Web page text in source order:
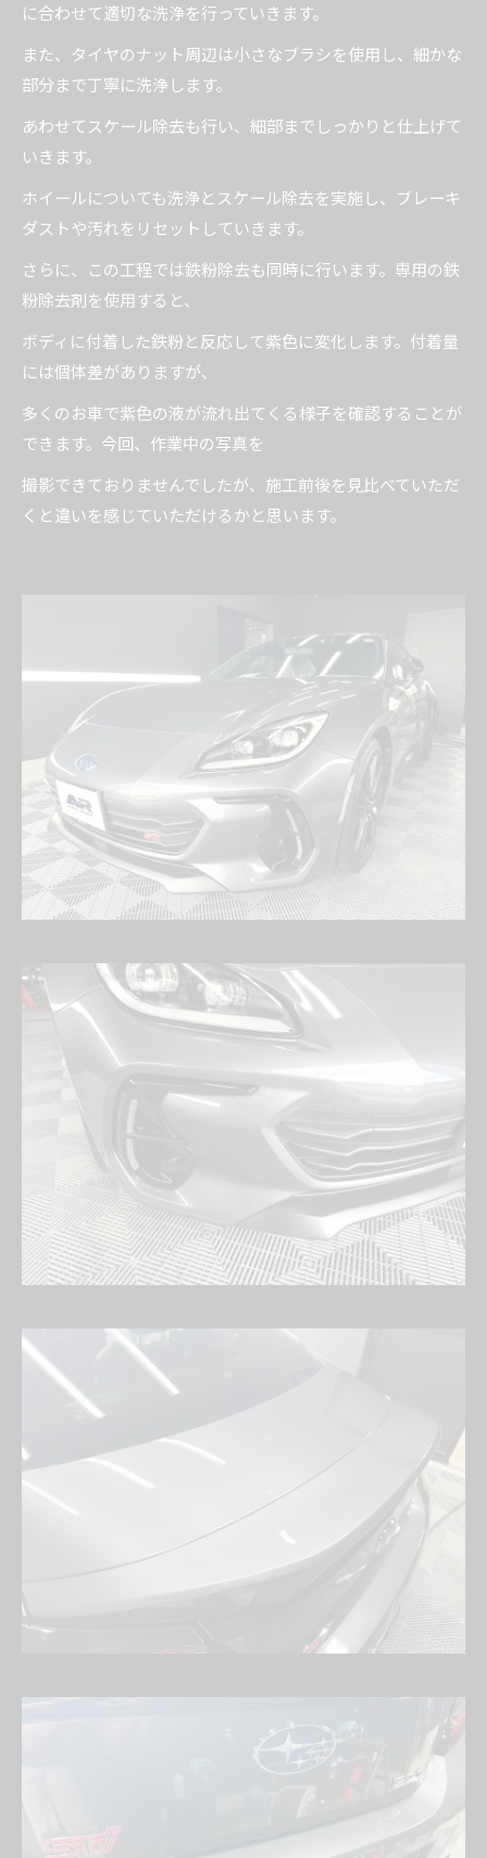
に合わせて適切な洗浄を行っていきます。
また、タイヤのナット周辺は小さなブラシを使用し、細かな
部分まで丁寧に洗浄します。
あわせてスケール除去も行い、細部までしっかりと仕上げて
いきます。
ホイールについても洗浄とスケール除去を実施し、ブレーキ
ダストや汚れをリセットしていきます。
さらに、この工程では鉄粉除去も同時に行います。専用の鉄
粉除去剤を使用すると、
ボディに付着した鉄粉と反応して紫色に変化します。付着量
には個体差がありますが、
多くのお車で紫色の液が流れ出てくる様子を確認することが
できます。今回、作業中の写真を
撮影できておりませんでしたが、施工前後を見比べていただ
くと違いを感じていただけるかと思います。